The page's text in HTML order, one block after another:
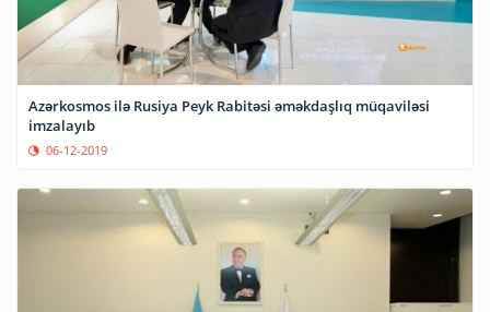
Azərkosmos ilə Rusiya Peyk Rabitəsi əməkdaşlıq müqaviləsi
imzalayıb
06-12-2019